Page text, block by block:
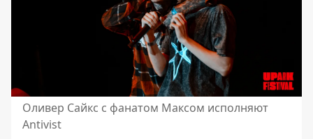
Оливер Сайкс с фанатом Максом исполняют
Antivist